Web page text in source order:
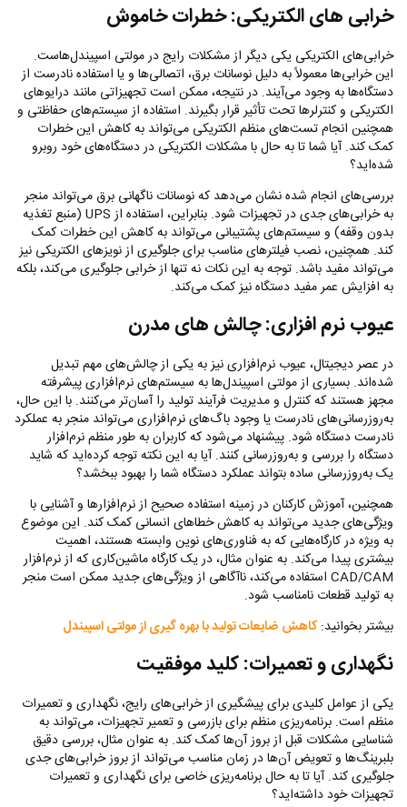
خرابی‌ های الکتریکی: خطرات خاموش
خرابی‌های الکتریکی یکی دیگر از مشکلات رایج در مولتی اسپیندل‌هاست.
این خرابی‌ها معمولاً به دلیل نوسانات برق، اتصالی‌ها و یا استفاده نادرست از
دستگاه‌ها به وجود می‌آیند. در نتیجه، ممکن است تجهیزاتی مانند درایوهای
الکتریکی و کنترلرها تحت تأثیر قرار بگیرند. استفاده از سیستم‌های حفاظتی و
همچنین انجام تست‌های منظم الکتریکی می‌تواند به کاهش این خطرات
کمک کند. آیا شما تا به حال با مشکلات الکتریکی در دستگاه‌های خود روبرو
شده‌اید؟
بررسی‌های انجام شده نشان می‌دهد که نوسانات ناگهانی برق می‌تواند منجر
به خرابی‌های جدی در تجهیزات شود. بنابراین، استفاده از UPS (منبع تغذیه
بدون وقفه) و سیستم‌های پشتیبانی می‌تواند به کاهش این خطرات کمک
کند. همچنین، نصب فیلترهای مناسب برای جلوگیری از نویزهای الکتریکی نیز
می‌تواند مفید باشد. توجه به این نکات نه تنها از خرابی جلوگیری می‌کند، بلکه
به افزایش عمر مفید دستگاه نیز کمک می‌کند.
عیوب نرم‌ افزاری: چالش‌ های مدرن
در عصر دیجیتال، عیوب نرم‌افزاری نیز به یکی از چالش‌های مهم تبدیل
شده‌اند. بسیاری از مولتی اسپیندل‌ها به سیستم‌های نرم‌افزاری پیشرفته
مجهز هستند که کنترل و مدیریت فرآیند تولید را آسان‌تر می‌کنند. با این حال،
به‌روزرسانی‌های نادرست یا وجود باگ‌های نرم‌افزاری می‌تواند منجر به عملکرد
نادرست دستگاه شود. پیشنهاد می‌شود که کاربران به طور منظم نرم‌افزار
دستگاه را بررسی و به‌روزرسانی کنند. آیا به این نکته توجه کرده‌اید که شاید
یک به‌روزرسانی ساده بتواند عملکرد دستگاه شما را بهبود ببخشد؟
همچنین، آموزش کارکنان در زمینه استفاده صحیح از نرم‌افزارها و آشنایی با
ویژگی‌های جدید می‌تواند به کاهش خطاهای انسانی کمک کند. این موضوع
به ویژه در کارگاه‌هایی که به فناوری‌های نوین وابسته هستند، اهمیت
بیشتری پیدا می‌کند. به عنوان مثال، در یک کارگاه ماشین‌کاری که از نرم‌افزار
CAD/CAM استفاده می‌کند، ناآگاهی از ویژگی‌های جدید ممکن است منجر
به تولید قطعات نامناسب شود.
بیشتر بخوانید:کاهش ضایعات تولید با بهره‌ گیری از مولتی اسپیندل
نگهداری و تعمیرات: کلید موفقیت
یکی از عوامل کلیدی برای پیشگیری از خرابی‌های رایج، نگهداری و تعمیرات
منظم است. برنامه‌ریزی منظم برای بازرسی و تعمیر تجهیزات، می‌تواند به
شناسایی مشکلات قبل از بروز آن‌ها کمک کند. به عنوان مثال، بررسی دقیق
بلبرینگ‌ها و تعویض آن‌ها در زمان مناسب می‌تواند از بروز خرابی‌های جدی
جلوگیری کند. آیا تا به حال برنامه‌ریزی خاصی برای نگهداری و تعمیرات
تجهیزات خود داشته‌اید؟